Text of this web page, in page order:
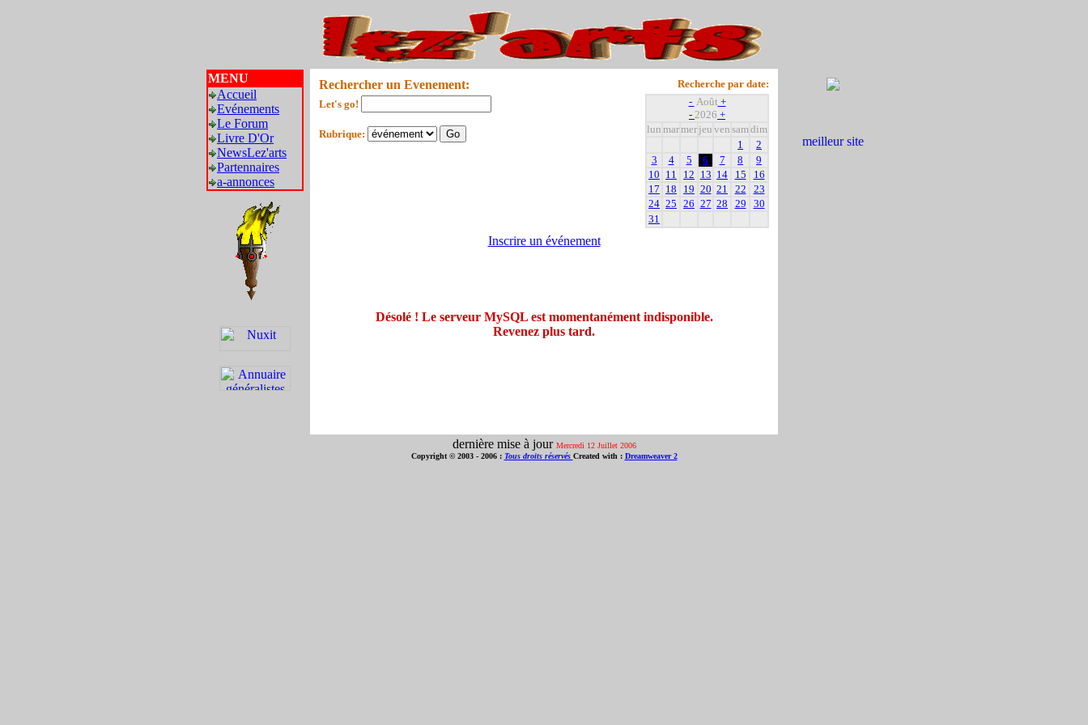
MENU
Accueil
Evénements
Le Forum
Livre D'Or
NewsLez'arts
Partennaires
a-annonces
Rechercher un Evenement:
Let's go!
Rubrique:
Recherche par date:
- Août +
- 2026 +
lun marmer jeu ven samdim
1
2
3
4 5 6 7 8
9
10 11 12 13 14 15
16
17 18 19 20 21 22
23
24 25 26 27 28 29
30
31
Inscrire un événement
Désolé ! Le serveur MySQL est momentanément indisponible.
Revenez plus tard.
dernière mise à jour Mercredi 12 Juillet 2006
Copyright © 2003 - 2006 : Tous droits réservés Created with : Dreamweaver 2